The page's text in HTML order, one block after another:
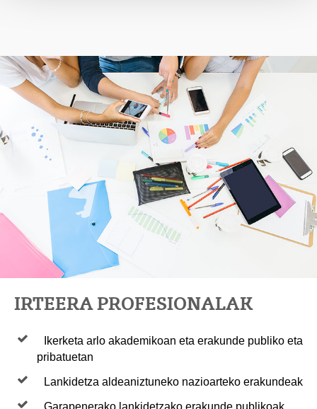
IRTEERA PROFESIONALAK
Ikerketa arlo akademikoan eta erakunde publiko eta
pribatuetan
Lankidetza aldeaniztuneko nazioarteko erakundeak